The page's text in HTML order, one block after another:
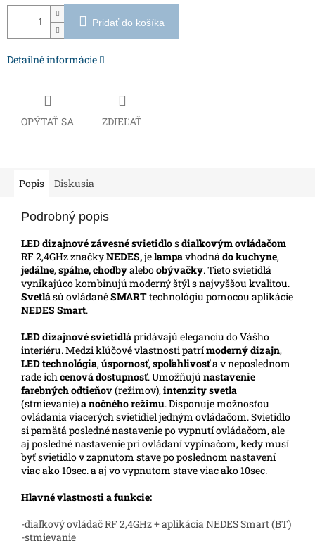
Pridať do košíka
Detailné informácie
OPÝTAŤ SA ZDIEĽAŤ
Popis Diskusia
Podrobný popis
LED dizajnové závesné svietidlosdiaľkovým ovládačom
RF 2,4GHz značkyNEDES,jelampavhodnádo kuchyne,
jedálne,spálne, chodbyaleboobývačky. Tieto svietidlá
vynikajúco kombinujú moderný štýl s najvyššou kvalitou.
Svetlású ovládanéSMARTtechnológiu pomocou aplikácie
NEDES Smart.
LEDdizajnové svietidlápridávajú eleganciu do Vášho
interiéru. Medzi kľúčové vlastnosti patrímoderný dizajn,
LED technológia,úspornosť,spoľahlivosťa v neposlednom
rade ichcenová dostupnosť. Umožňujú nastavenie
farebných odtieňov(režimov),intenzity svetla
(stmievanie)a nočného režimu. Disponuje možnosťou
ovládania viacerých svietidiel jedným ovládačom. Svietidlo
si pamätá posledné nastavenie po vypnutí ovládačom, ale
aj posledné nastavenie pri ovládaní vypínačom, kedy musí
byť svietidlo v zapnutom stave po poslednom nastavení
viac ako 10sec. a aj vo vypnutom stave viac ako 10sec.
Hlavné vlastnosti a funkcie:
-diaľkový ovládač RF 2,4GHz + aplikácia NEDES Smart (BT)
-stmievanie